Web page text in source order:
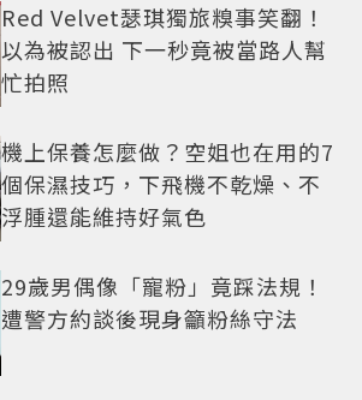
Red Velvet瑟琪獨旅糗事笑翻！
以為被認出 下一秒竟被當路人幫
忙拍照
機上保養怎麼做？空姐也在用的7
個保濕技巧，下飛機不乾燥、不
浮腫還能維持好氣色
29歲男偶像「寵粉」竟踩法規！
遭警方約談後現身籲粉絲守法